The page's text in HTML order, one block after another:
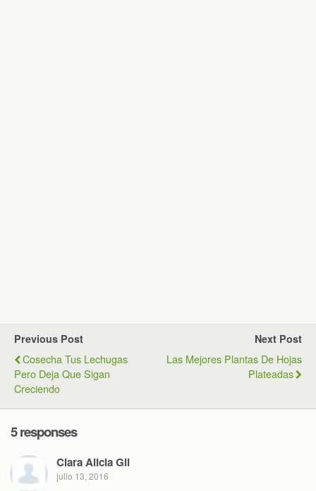
Previous Post
Cosecha Tus Lechugas
Pero Deja Que Sigan
Creciendo
Next Post
Las Mejores Plantas De Hojas
Plateadas
5 responses
Clara Alicia Gil
julio 13, 2016